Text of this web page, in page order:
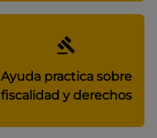
Ayuda practica sobre
fiscalidad y derechos